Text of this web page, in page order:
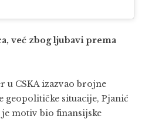
već zbog ljubavi prema
u CSKA izazvao brojne
geopolitičke situacije, Pjanić
motiv bio finansijske